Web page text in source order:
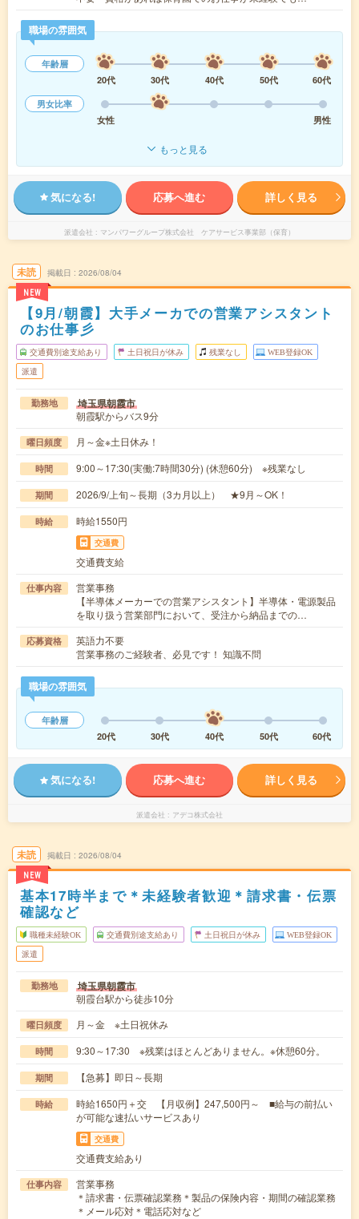
職場の雰囲気
年齢層
20代
30代 40代 50代
60代
男女比率
女性
男性
もっと見る
気になる! 応募へ進む 詳しく見る
派遣会社 マンパワーグループ株式会社 ケアサービス事業部（保育）
未読
NEW
掲載日 2026/08/04
【9月/朝霞】大手メーカでの営業アシスタント
のお仕事彡
交通費別途支給あり 土日祝日が休み 残業なし WEB登録OK
派遣
勤務地 埼玉県朝霞市
朝霞駅からバス9分
曜日頻度 月～金※土日休み！
時間 9:00～17:30(実働:7時間30分) (休憩60分) ※残業なし
期間 2026/9/上旬～長期（3カ月以上） ★9月～OK！
時給 時給1550円
交通費
交通費支給
仕事内容
営業事務
【半導体メーカーでの営業アシスタント】半導体・電源製品
を取り扱う営業部門において、受注から納品までの…
応募資格
英語力不要
営業事務のご経験者、必見です！ 知識不問
職場の雰囲気
年齢層
20代
30代 40代 50代 60代
気になる! 応募へ進む 詳しく見る
派遣会社 アデコ株式会社
未読
NEW
掲載日 2026/08/04
基本17時半まで＊未経験者歓迎＊請求書・伝票
確認など
職種未経験OK 交通費別途支給あり 土日祝日が休み WEB登録OK
派遣
勤務地 埼玉県朝霞市
朝霞台駅から徒歩10分
曜日頻度 月～金 ※土日祝休み
時間 9:30～17:30 ※残業はほとんどありません。※休憩60分。
期間 【急募】即日～長期
時給
時給1650円＋交 【月収例】247,500円～ ■給与の前払い
が可能な速払いサービスあり
交通費
交通費支給あり
仕事内容
営業事務
＊請求書・伝票確認業務＊製品の保険内容・期間の確認業務
＊メール応対＊電話応対など